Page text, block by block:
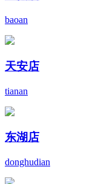
baoan
天安店
tianan
东湖店
donghudian